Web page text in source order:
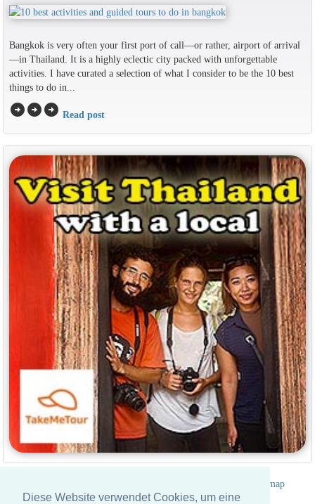
Diese Website verwendet Cookies, um eine
Bangkok is very often your first port of call—or rather, airport of arrival
—in Thailand. It is a highly eclectic city packed with unforgettable
activities. I have curated a selection of what I consider to be the 10 best
things to do in...
arrow_circle_rightarrow_circle_rightarrow_circle_right Read post
Sitemap
Website © Thailandee.com - 2026